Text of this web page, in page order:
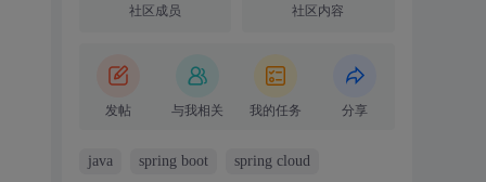
社区成员 社区内容
发帖 与我相关 我的任务 分享
java spring boot spring cloud